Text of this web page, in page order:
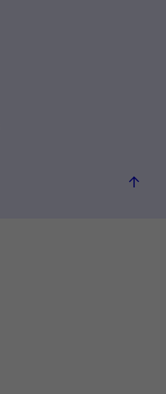
Back